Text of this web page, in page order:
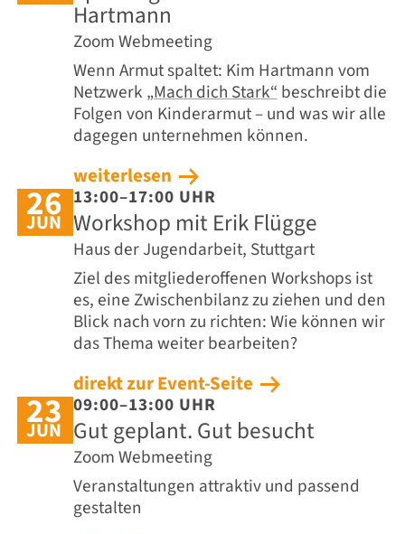
Hartmann
Zoom Webmeeting
Wenn Armut spaltet: Kim Hartmann vom
Netzwerk „Mach dich Stark“beschreibt die
Folgen von Kinderarmut – und was wir alle
dagegen unternehmen können.
weiterlesen
26
JUN
13:00–17:00 UHR
Workshop mit Erik Flügge
Haus der Jugendarbeit, Stuttgart
Ziel des mitgliederoffenen Workshops ist
es, eine Zwischenbilanz zu ziehen und den
Blick nach vorn zu richten: Wie können wir
das Thema weiter bearbeiten?
direkt zur Event-Seite
23
JUN
09:00–13:00 UHR
Gut geplant. Gut besucht
Zoom Webmeeting
Veranstaltungen attraktiv und passend
gestalten